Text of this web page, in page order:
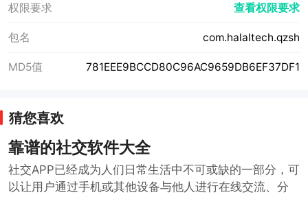
权限要求 查看权限要求
包名 com.halaltech.qzsh
MD5值 781EEE9BCCD80C96AC9659DB6EF37DF1
猜您喜欢
靠谱的社交软件大全
社交APP已经成为人们日常生活中不可或缺的一部分，可
以让用户通过手机或其他设备与他人进行在线交流、分